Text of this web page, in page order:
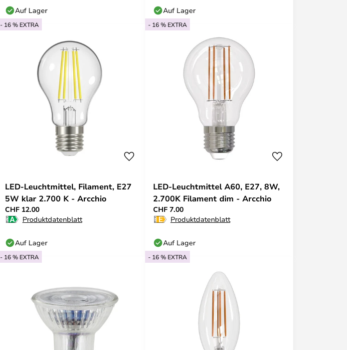
Auf Lager
Auf Lager
- 16 % EXTRA
LED-Leuchtmittel, Filament, E27
5W klar 2.700 K - Arcchio
CHF 12.00
Produktdatenblatt
Auf Lager
- 16 % EXTRA
LED-Leuchtmittel A60, E27, 8W,
2.700K Filament dim - Arcchio
CHF 7.00
Produktdatenblatt
Auf Lager
- 16 % EXTRA - 16 % EXTRA